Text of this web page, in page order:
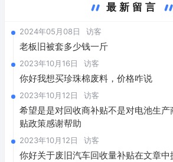
最新留言
2024年05月08日 访客
老板旧被套多少钱一斤
2023年10月16日 访客
你好我想买珍珠棉废料，价格咋说
2023年10月12日 访客
希望是是对回收商补贴不是对电池生
贴政策感谢帮助
2023年10月12日 访客
你好关于废旧汽车回收量补贴在文章